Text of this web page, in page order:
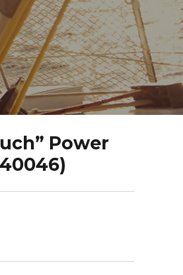
Power